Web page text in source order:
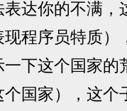
达你的不满，
程序员特质）
下这个国家的
国家），这个